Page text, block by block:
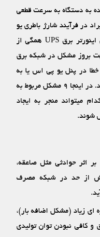
به دستگاه به سرعت قطعی
در فرآیند شارژ باطری یو
پی اس، نویز یو پی اس و مشکل اینورتر برق UPS همگی از
بروز مشکل در شبکه برق
در پنل یو پی اس یا به
صدا در آمدن زنگ هشدار می‏ شوند. در اینجا ۹ مشکل مربوط به
می‏تواند منجر به ایجاد
شوند.
اثر حوادثی مثل صاعقه،
از حد در شبکه مصرف‏
ای زیاد (مشکل اضافه بار)،
و کافی نبودن توان تولیدی